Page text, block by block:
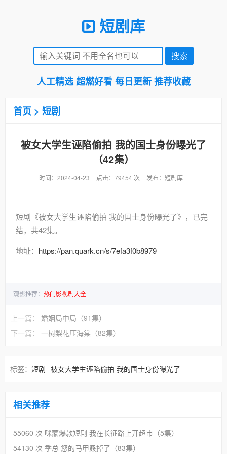
短剧库
人工精选 超燃好看 每日更新 推荐收藏
首页 > 短剧
被女大学生诬陷偷拍 我的国士身份曝光了
（42集）
时间：2024-04-23 点击：79454 次 发布：短剧库
短剧《被女大学生诬陷偷拍 我的国士身份曝光了》，已完
结，共42集。
地址： https://pan.quark.cn/s/7efa3f0b8979
观影推荐： 热门影视剧大全
上一篇： 婚姻局中局（91集）
下一篇： 一树梨花压海棠（82集）
标签： 短剧 被女大学生诬陷偷拍 我的国士身份曝光了
相关推荐
55060 次 咪蒙爆款短剧 我在长征路上开超市（5集）
54130 次 季总 您的马甲叒掉了（83集）